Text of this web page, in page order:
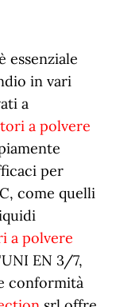
essenziale
in vari
a
a polvere
per
come quelli
a polvere
EN 3/7,
conformità